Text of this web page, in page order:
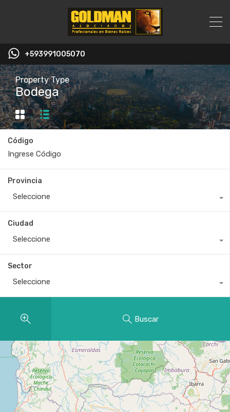
+593991005070
Property Type
Bodega
Código
Provincia
Seleccione
Ciudad
Seleccione
Sector
Seleccione
Buscar